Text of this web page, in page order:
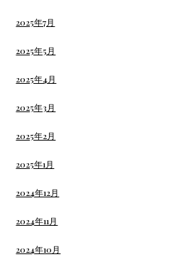
2025年7月
2025年5月
2025年4月
2025年3月
2025年2月
2025年1月
2024年12月
2024年11月
2024年10月